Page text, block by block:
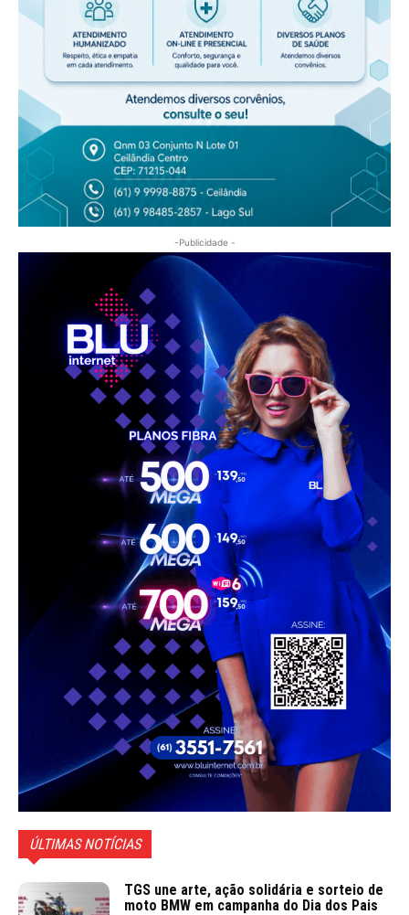
-Publicidade -
ÚLTIMAS NOTÍCIAS
TGS une arte, ação solidária e sorteio de
moto BMW em campanha do Dia dos Pais